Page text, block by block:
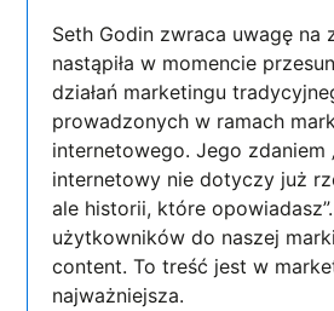
Seth Godin zwraca uwagę na
nastąpiła w momencie
działań marketingu
prowadzonych w ramach
internetowego. Jego zdaniem
internetowy nie dotyczy już
ale historii, które
użytkowników do naszej
content. To treść jest w
najważniejsza.